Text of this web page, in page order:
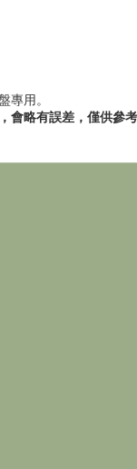
專用。
略有誤差，僅供參考